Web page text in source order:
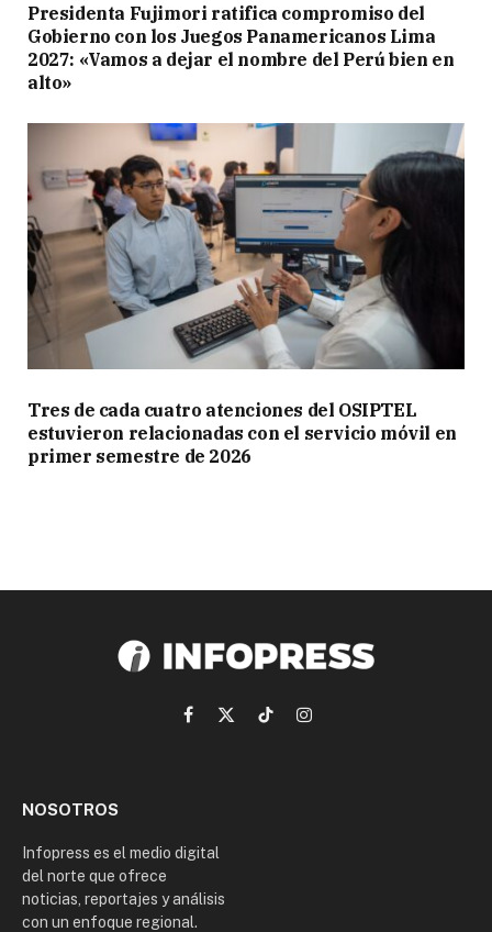
Presidenta Fujimori ratifica compromiso del
Gobierno con los Juegos Panamericanos Lima
2027: «Vamos a dejar el nombre del Perú bien en
alto»
Tres de cada cuatro atenciones del OSIPTEL
estuvieron relacionadas con el servicio móvil en
primer semestre de 2026
Facebook
X
TikTokInstagram
NOSOTROS
Infopress es el medio digital
del norte que ofrece
noticias, reportajes y análisis
con un enfoque regional.